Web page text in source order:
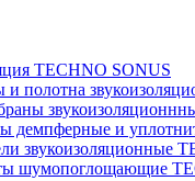
TECHNO SONUS
и полотна
демпферные и
звукоизоляционные
шумопоглощающие